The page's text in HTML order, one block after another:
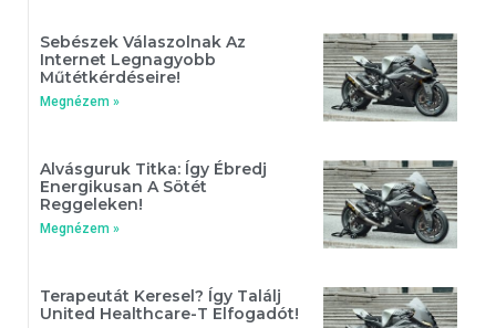
Sebészek Válaszolnak Az
Internet Legnagyobb
Műtétkérdéseire!
Megnézem »
Alvásguruk Titka: Így Ébredj
Energikusan A Sötét
Reggeleken!
Megnézem »
Terapeutát Keresel? Így Találj
United Healthcare-T Elfogadót!